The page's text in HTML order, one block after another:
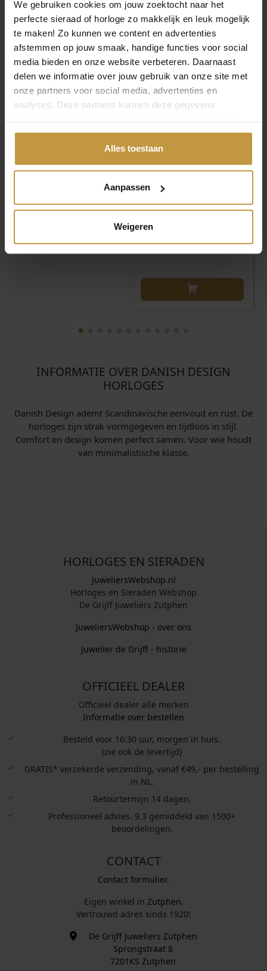
We gebruiken cookies om jouw zoektocht naar het
perfecte sieraad of horloge zo makkelijk en leuk mogelijk
te maken! Zo kunnen we content en advertenties
afstemmen op jouw smaak, handige functies voor social
media bieden en onze website verbeteren. Daarnaast
delen we informatie over jouw gebruik van onze site met
onze partners voor social media, advertenties en
analyses. Deze partners kunnen deze gegevens
gedeeld of die ze hebben verzameld via jouw gebruik van
Alles toestaan
Aanpassen
Weigeren
MEER VAN DANISH DESIGN
HORLOGES
€239,00
DANISH DESIGN DKX
PRO HORLOGE
IV82Q1303
Direct leverbaar, 1
€219,00
DANISH DESIGN 1303
DKX PRO HORLOGE
IQ99Q1303 BLAUW
Direct leverbaar, 1
werkdag
INFORMATIE OVER DANISH DESIGN
HORLOGES
Danish Design ademt Scandinavische eenvoud en rust. De
horloges zijn strak vormgegeven en tijdloos in stijl.
Comfort en design komen perfect samen. Voor wie houdt
van minimalistische klasse.
HORLOGES EN SIERADEN
JuweliersWebshop.nl
Horloges en Sieraden Webshop
De Grijff Juweliers Zutphen
JuweliersWebshop - over ons
Juwelier de Grijff - historie
OFFICIEEL DEALER
Officieel dealer alle merken
Informatie over bestellen
Besteld voor 16:30 uur, morgen in huis.
(zie ook de levertijd)
GRATIS* verzekerde verzending, vanaf €49,- per bestelling
in NL.
Retourtermijn 14 dagen.
Professioneel advies. 9.3 gemiddeld van 1500+
beoordelingen.
CONTACT
Contact formulier.
Eigen winkel in Zutphen.
Vertrouwd adres sinds 1920!
De Grijff Juweliers Zutphen
Sprongstraat 8
7201KS Zutphen